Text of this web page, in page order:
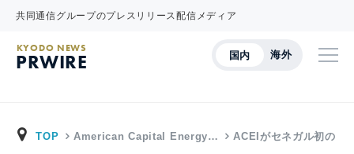
共同通信グループのプレスリリース配信メディア
国内 海外
KYODO NEWS
PRWIRE
TOP American Capital Energy… ACEIがセネガル初の